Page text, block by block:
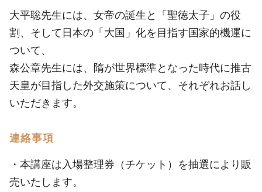
大平聡先生には、女帝の誕生と「聖徳太子」の役
割、そして日本の「大国」化を目指す国家的機運に
ついて、
森公章先生には、隋が世界標準となった時代に推古
天皇が目指した外交施策について、それぞれお話し
いただきます。
連絡事項
・本講座は入場整理券（チケット）を抽選により販
売いたします。